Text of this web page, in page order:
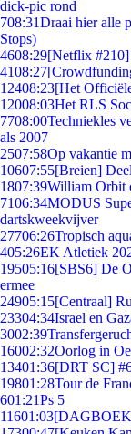
dick-pic rond
708:31Draai hier alle
Stops)
4608:29[Netflix
4108:27
12408:23[Het
12008:03Het RLS
7708:00Techniekles
als 2007
2507:58Op vakantie
10607:55[Breien]
1807:39William Orbit
7106:34MODUS
dartskweekvijver
27706:26Tropisch
405:26EK Atletiek
19505:16[SBS6] De
ermee
24905:15[Centraal]
23304:34Israel en
3002:39
16002:32Oorlog in
13401:36[DRT SC]
19801:28Tour de
601:21Ps 5
11601:03